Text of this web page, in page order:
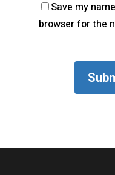
Save my
browser for the